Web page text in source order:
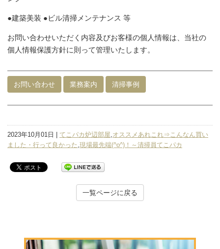
●建築美装 ●ビル清掃メンテナンス 等
お問い合わせいただく内容及びお客様の個人情報は、当社の
個人情報保護方針に則って管理いたします。
お問い合わせ 業務案内 清掃事例
2023年10月01日 | てこパカ炉辺部屋,オススメあれこれ⇒こんなん買い
ました・行って良かった ,現場最先端(^o^)！～清掃員てこパカ
一覧ページに戻る